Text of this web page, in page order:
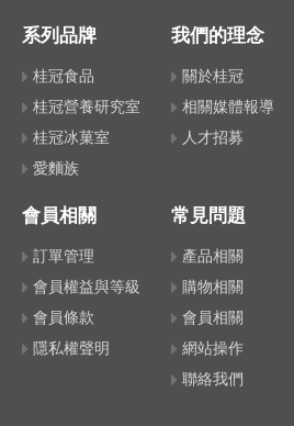
系列品牌
桂冠食品
桂冠營養研究室
桂冠冰菓室
愛麵族
我們的理念
關於桂冠
相關媒體報導
人才招募
會員相關
訂單管理
會員權益與等級
會員條款
隱私權聲明
常見問題
產品相關
購物相關
會員相關
網站操作
聯絡我們